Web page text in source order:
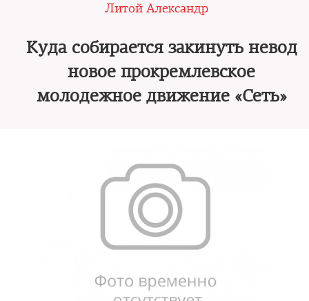
Литой Александр
Куда собирается закинуть невод
новое прокремлевское
молодежное движение «Сеть»